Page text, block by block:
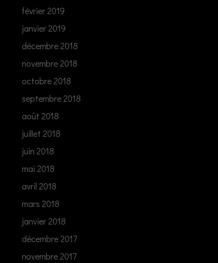
février 2019
janvier 2019
décembre 2018
novembre 2018
octobre 2018
septembre 2018
août 2018
juillet 2018
juin 2018
mai 2018
avril 2018
mars 2018
janvier 2018
décembre 2017
novembre 2017